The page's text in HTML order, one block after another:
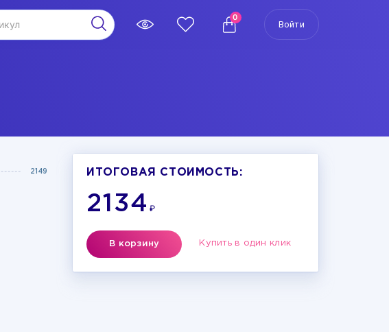
0
Войти
2149 ИТОГОВАЯ СТОИМОСТЬ:
2134 ₽
В корзину Купить в один клик